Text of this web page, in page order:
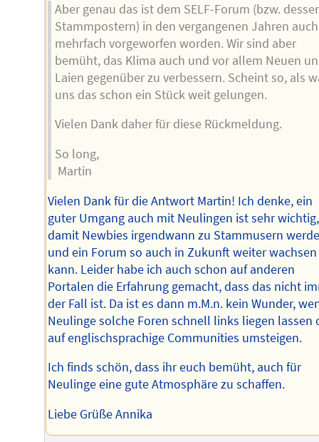
Aber genau das ist dem SELF-Forum (bzw.
Stammpostern) in den vergangenen Jahren auch
mehrfach vorgeworfen worden. Wir sind aber
bemüht, das Klima auch und vor allem Neuen
Laien gegenüber zu verbessern. Scheint so, als
uns das schon ein Stück weit gelungen.
Vielen Dank daher für diese Rückmeldung.
So long,
Martin
Vielen Dank für die Antwort Martin! Ich denke, ein
guter Umgang auch mit Neulingen ist sehr wichtig,
damit Newbies irgendwann zu Stammusern
und ein Forum so auch in Zukunft weiter wachsen
kann. Leider habe ich auch schon auf anderen
Portalen die Erfahrung gemacht, dass das nicht
der Fall ist. Da ist es dann m.M.n. kein Wunder,
Neulinge solche Foren schnell links liegen lassen
auf englischsprachige Communities umsteigen.
Ich finds schön, dass ihr euch bemüht, auch für
Neulinge eine gute Atmosphäre zu schaffen.
Liebe Grüße Annika